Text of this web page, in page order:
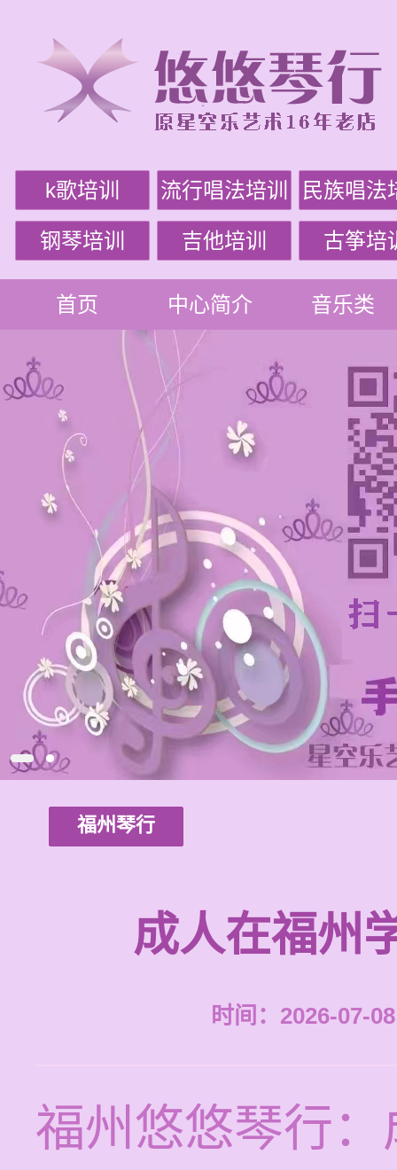
k歌培训 流行唱法培训 民族唱法
钢琴培训 吉他培训 古筝培
首页 中心简介 音乐类
福州琴行
成人在福州
时间：2026-07-
福州悠悠琴行